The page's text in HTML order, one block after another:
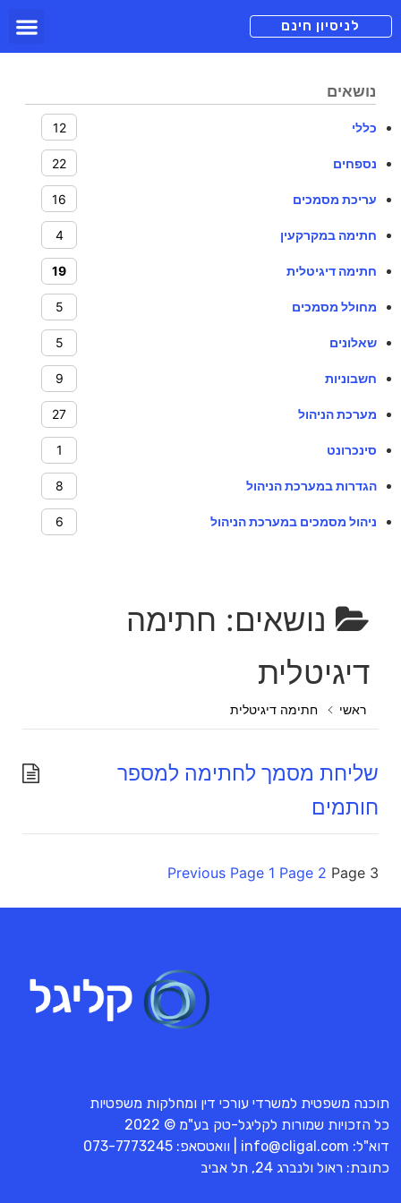
לניסיון חינם
נושאים
כללי 12
נספחים 22
עריכת מסמכים 16
חתימה במקרקעין 4
חתימה דיגיטלית 19
מחולל מסמכים 5
שאלונים 5
חשבוניות 9
מערכת הניהול 27
סינכרונט 1
הגדרות במערכת הניהול 8
ניהול מסמכים במערכת הניהול 6
נושאים: חתימה
דיגיטלית
ראשי חתימה דיגיטלית
שליחת מסמך לחתימה למספר
חותמים
Previous Page 1 Page 2 Page 3
תוכנה משפטית למשרדי עורכי דין ומחלקות משפטיות
כל הזכויות שמורות לקליגל-טק בע"מ © 2022
דוא"ל: info@cligal.com | וואטסאפ: 073-7773245
כתובת: ראול ולנברג 24, תל אביב